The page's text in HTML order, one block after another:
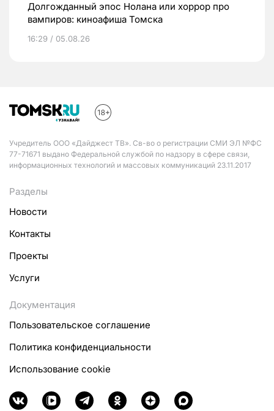
Долгожданный эпос Нолана или хоррор про
вампиров: киноафиша Томска
16:29 / 05.08.26
Учредитель ООО «Дайджест ТВ». Св-во о регистрации СМИ ЭЛ №ФС
77-71671 выдано Федеральной службой по надзору в сфере связи,
информационных технологий и массовых коммуникаций 23.11.2017
Разделы
Новости
Контакты
Проекты
Услуги
Документация
Пользовательское соглашение
Политика конфиденциальности
Использование cookie